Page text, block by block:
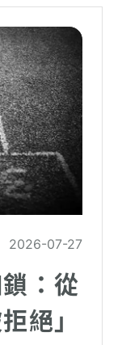
2026-07-27
：從
絕」